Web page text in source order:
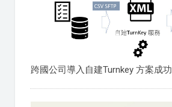
跨國公司導入自建Turnkey 方案成功